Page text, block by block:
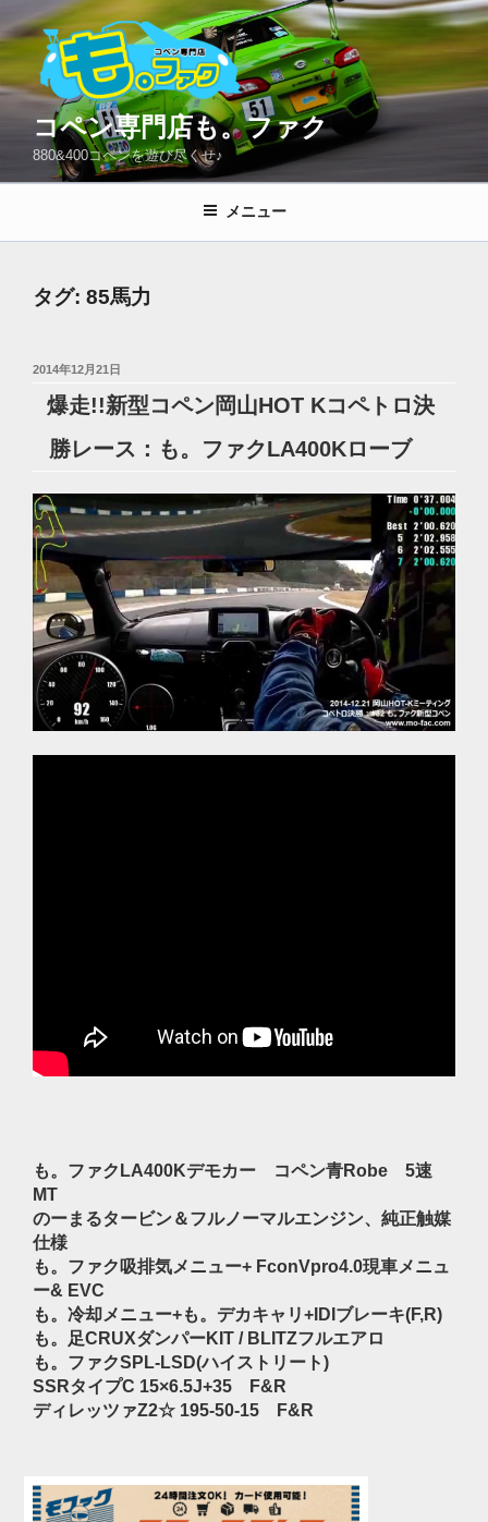
ン
テ
ン
プ
コペン専門店も。ファク
880&400コペンを遊び尽くせ♪
メニュー
タグ: 85馬力
投
日:
2014年12月21日
爆走!!新型コペン岡山HOT Kコペトロ決
勝レース：も。ファクLA400Kローブ
も。ファクLA400Kデモカー コペン青Robe 5速
MT
のーまるタービン＆フルノーマルエンジン、純正触媒
仕様
も。ファク吸排気メニュー+ FconVpro4.0現車メニュ
ー& EVC
も。冷却メニュー+も。デカキャリ+IDIブレーキ(F,R)
も。足CRUXダンパーKIT / BLITZフルエアロ
も。ファクSPL-LSD(ハイストリート)
SSRタイプC 15×6.5J+35 F&R
ディレッツァZ2☆ 195-50-15 F&R